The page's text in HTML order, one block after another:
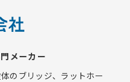
メーカー
のブリッジ、ラットホー